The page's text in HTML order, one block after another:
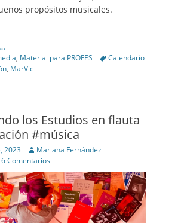
propósitos musicales.
, Material para PROFES TagsCalendario
, MarVic
los Estudios en flauta
#música
2023 Author
Mariana Fernández
6 Comentarios